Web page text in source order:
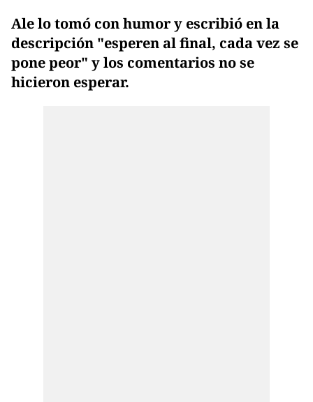
Ale lo tomó con humor y escribió en la
descripción "esperen al final, cada vez se
pone peor" y los comentarios no se
hicieron esperar.